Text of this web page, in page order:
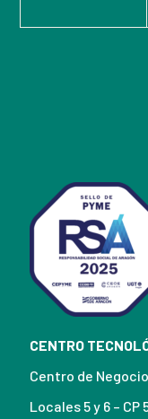
CENTRO
Centro de
Locales 5 y 6 – CP